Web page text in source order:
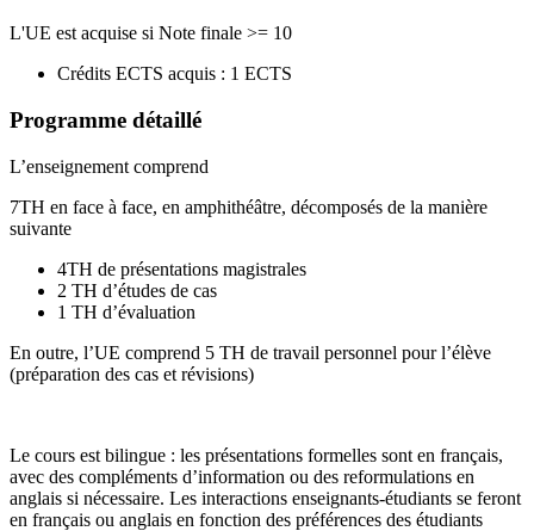
L'UE est acquise si Note finale >= 10
Crédits ECTS acquis : 1 ECTS
Programme détaillé
L’enseignement comprend
7TH en face à face, en amphithéâtre, décomposés de la manière
suivante
4TH de présentations magistrales
2 TH d’études de cas
1 TH d’évaluation
En outre, l’UE comprend 5 TH de travail personnel pour l’élève
(préparation des cas et révisions)
Le cours est bilingue : les présentations formelles sont en français,
avec des compléments d’information ou des reformulations en
anglais si nécessaire. Les interactions enseignants-étudiants se feront
en français ou anglais en fonction des préférences des étudiants